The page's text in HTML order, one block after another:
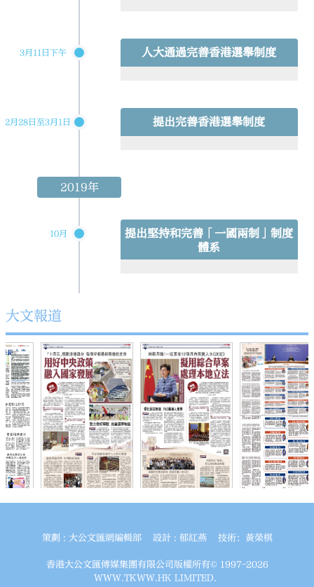
3月11日下午 人大通過完善香港選舉制度
2月28日至3月1日 提出完善香港選舉制度
2019年
10月
提出堅持和完善「一國兩制」制度
體系
大文報道
策劃 : 大公文匯網編輯部 設計 : 郁紅燕 技術：黃榮棋
香港大公文匯傳媒集團有限公司版權所有© 1997-2026
WWW.TKWW.HK LIMITED.